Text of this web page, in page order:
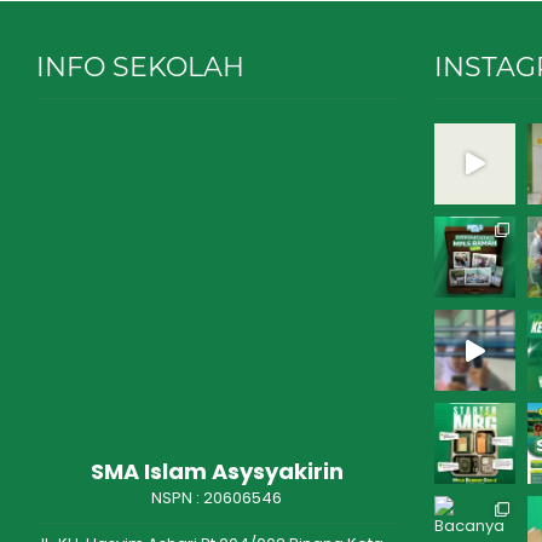
INFO SEKOLAH
SMA Islam Asysyakirin
NSPN :20606546